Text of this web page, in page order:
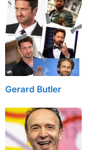
Gerard Butler